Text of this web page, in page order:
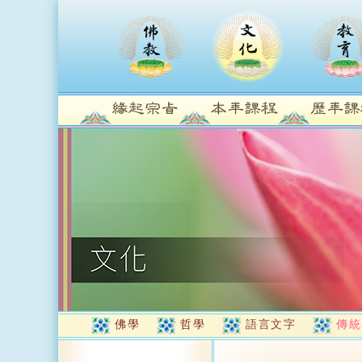
佛學 哲學 語言文字 傳